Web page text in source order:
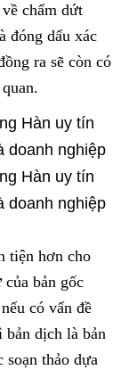
chấm dứt
đóng dấu xác
ra sẽ còn có
Hàn uy tín
doanh nghiệp
Hàn uy tín
doanh nghiệp
tiện hơn cho
bản gốc
có vấn đề
bản dịch là bản
thảo dựa